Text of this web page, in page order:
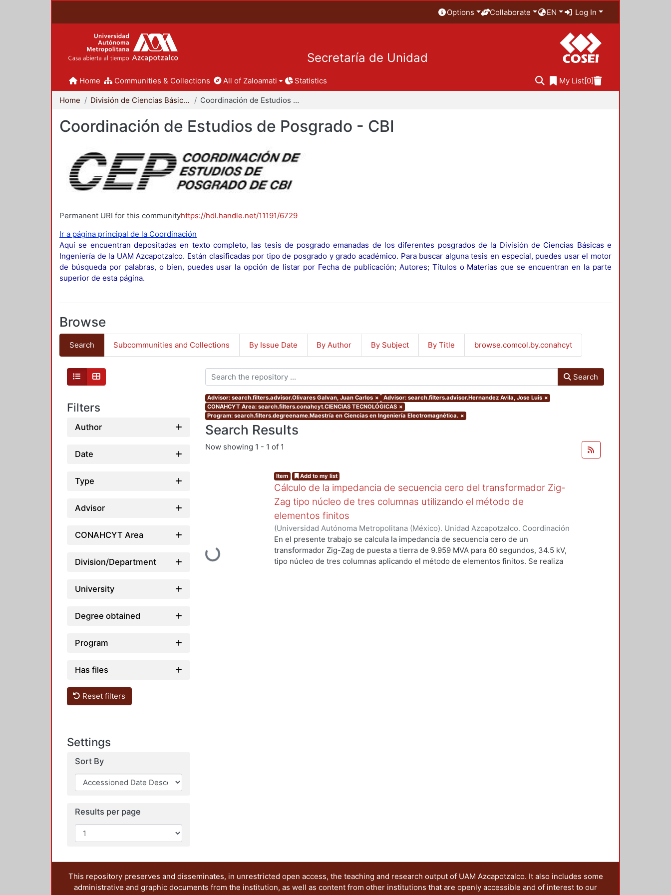
Options Collaborate EN Log In
Secretaría de Unidad
Home Communities & Collections All of Zaloamati Statistics My List[0]
Home División de Ciencias Básicas e Ingeniería Coordinación de Estudios de Posgrado - CBI
Coordinación de Estudios de Posgrado - CBI
Permanent URI for this communityhttps://hdl.handle.net/11191/6729
Ir a página principal de la Coordinación
Aquí se encuentran depositadas en texto completo, las tesis de posgrado emanadas de los diferentes posgrados de la División de Ciencias Básicas e
Ingeniería de la UAM Azcapotzalco. Están clasificadas por tipo de posgrado y grado académico. Para buscar alguna tesis en especial, puedes usar el motor
de búsqueda por palabras, o bien, puedes usar la opción de listar por Fecha de publicación; Autores; Títulos o Materias que se encuentran en la parte
superior de esta página.
Browse
Search Subcommunities and Collections By Issue Date By Author By Subject By Title browse.comcol.by.conahcyt
Filters
Author
Date
Type
Advisor
CONAHCYT Area
Division/Department
University
Degree obtained
Program
Has files
Reset filters
Settings
Sort By
Results per page
Search
Advisor: search.filters.advisor.Olivares Galvan, Juan Carlos × Advisor: search.filters.advisor.Hernandez Avila, Jose Luis ×
CONAHCYT Area: search.filters.conahcyt.CIENCIAS TECNOLÓGICAS ×
Program: search.filters.degreename.Maestría en Ciencias en Ingeniería Electromagnética. ×
Search Results
Now showing 1 - 1 of 1
Loading...
Item Add to my list
Cálculo de la impedancia de secuencia cero del transformador Zig-
Zag tipo núcleo de tres columnas utilizando el método de
elementos finitos
(Universidad Autónoma Metropolitana (México). Unidad Azcapotzalco. Coordinación
de Servicios de Información.,2020-10)Castillo Pérez, Alejandro
En el presente trabajo se calcula la impedancia de secuencia cero de un
transformador Zig-Zag de puesta a tierra de 9.959 MVA para 60 segundos, 34.5 kV,
tipo núcleo de tres columnas aplicando el método de elementos finitos. Se realiza
This repository preserves and disseminates, in unrestricted open access, the teaching and research output of UAM Azcapotzalco. It also includes some
administrative and graphic documents from the institution, as well as content from other institutions that are openly accessible and of interest to our